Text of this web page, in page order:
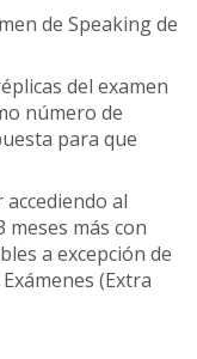
de Speaking de
del examen
número de
para que
al
más con
a excepción de
(Extra